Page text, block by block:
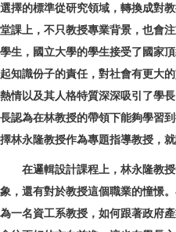
選擇的標準從研究領域，轉換成對
堂課上，不只教授專業背景，也會
學生，國立大學的學生接受了國家
起知識份子的責任，對社會有更大
熱情以及其人格特質深深吸引了學
長認為在林教授的帶領下能夠學習
擇林永隆教授作為專題指導教授，
在邏輯設計課程上，林永隆教授
象，還有對於教授這個職業的憧憬
為一名資工系教授，如何跟著政府